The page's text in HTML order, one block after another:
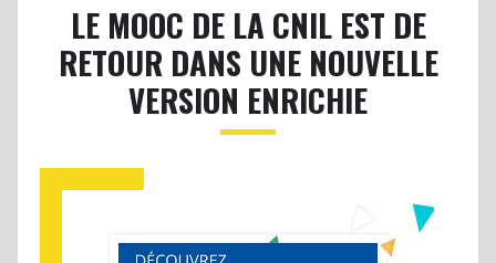
LE MOOC DE LA CNIL EST DE
RETOUR DANS UNE NOUVELLE
VERSION ENRICHIE